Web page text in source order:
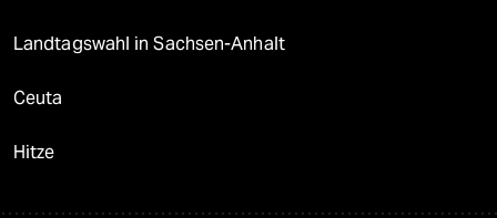
Landtagswahl in Sachsen-Anhalt
Ceuta
Hitze